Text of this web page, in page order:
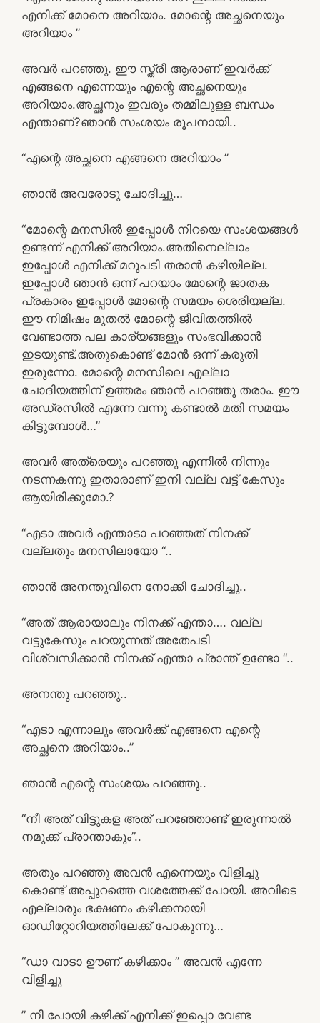
എനിക്ക് മോനെ അറിയാം. മോന്റെ അച്ഛനെയും
അറിയാം ”
അവർ പറഞ്ഞു. ഈ സ്ത്രീ ആരാണ് ഇവർക്ക്
എങ്ങനെ എന്നെയും എന്റെ അച്ഛനെയും
അറിയാം.അച്ഛനും ഇവരും തമ്മിലുള്ള ബന്ധം
എന്താണ്?ഞാൻ സംശയം രൂപനായി..
“എന്റെ അച്ഛനെ എങ്ങനെ അറിയാം ”
ഞാൻ അവരോടു ചോദിച്ചു…
“മോന്റെ മനസിൽ ഇപ്പോൾ നിറയെ സംശയങ്ങൾ
ഉണ്ടന്ന് എനിക്ക് അറിയാം.അതിനെല്ലാം
ഇപ്പോൾ എനിക്ക് മറുപടി തരാൻ കഴിയില്ല.
ഇപ്പോൾ ഞാൻ ഒന്ന് പറയാം മോന്റെ ജാതക
പ്രകാരം ഇപ്പോൾ മോന്റെ സമയം ശെരിയല്ല.
ഈ നിമിഷം മുതൽ മോന്റെ ജീവിതത്തിൽ
വേണ്ടാത്ത പല കാര്യങ്ങളും സംഭവിക്കാൻ
ഇടയുണ്ട്.അതുകൊണ്ട് മോൻ ഒന്ന് കരുതി
ഇരുന്നോ. മോന്റെ മനസിലെ എല്ലാ
ചോദിയത്തിന് ഉത്തരം ഞാൻ പറഞ്ഞു തരാം. ഈ
അഡ്രസിൽ എന്നേ വന്നു കണ്ടാൽ മതി സമയം
കിട്ടുമ്പോൾ…”
അവർ അത്രെയും പറഞ്ഞു എന്നിൽ നിന്നും
നടന്നകന്നു ഇതാരാണ് ഇനി വല്ല വട്ട് കേസും
ആയിരിക്കുമോ.?
“എടാ അവർ എന്താടാ പറഞ്ഞത് നിനക്ക്
വല്ലതും മനസിലായോ “..
ഞാൻ അനന്തുവിനെ നോക്കി ചോദിച്ചു..
“അത് ആരായാലും നിനക്ക് എന്താ…. വല്ല
വട്ടുകേസും പറയുന്നത് അതേപടി
വിശ്വസിക്കാൻ നിനക്ക് എന്താ പ്രാന്ത് ഉണ്ടോ “..
അനന്തു പറഞ്ഞു..
“എടാ എന്നാലും അവർക്ക് എങ്ങനെ എന്റെ
അച്ഛനെ അറിയാം..”
ഞാൻ എന്റെ സംശയം പറഞ്ഞു..
“നീ അത് വിട്ടുകള അത് പറഞ്ഞോണ്ട് ഇരുന്നാൽ
നമുക്ക് പ്രാന്താകും”..
അതും പറഞ്ഞു അവൻ എന്നെയും വിളിച്ചു
കൊണ്ട് അപ്പുറത്തെ വശത്തേക്ക് പോയി. അവിടെ
എല്ലാരും ഭക്ഷണം കഴിക്കനായി
ഓഡിറ്റോറിയത്തിലേക്ക് പോകുന്നു…
“ഡാ വാടാ ഊണ് കഴിക്കാം ” അവൻ എന്നേ
വിളിച്ചു
” നീ പോയി കഴിക്ക് എനിക്ക് ഇപ്പൊ വേണ്ട